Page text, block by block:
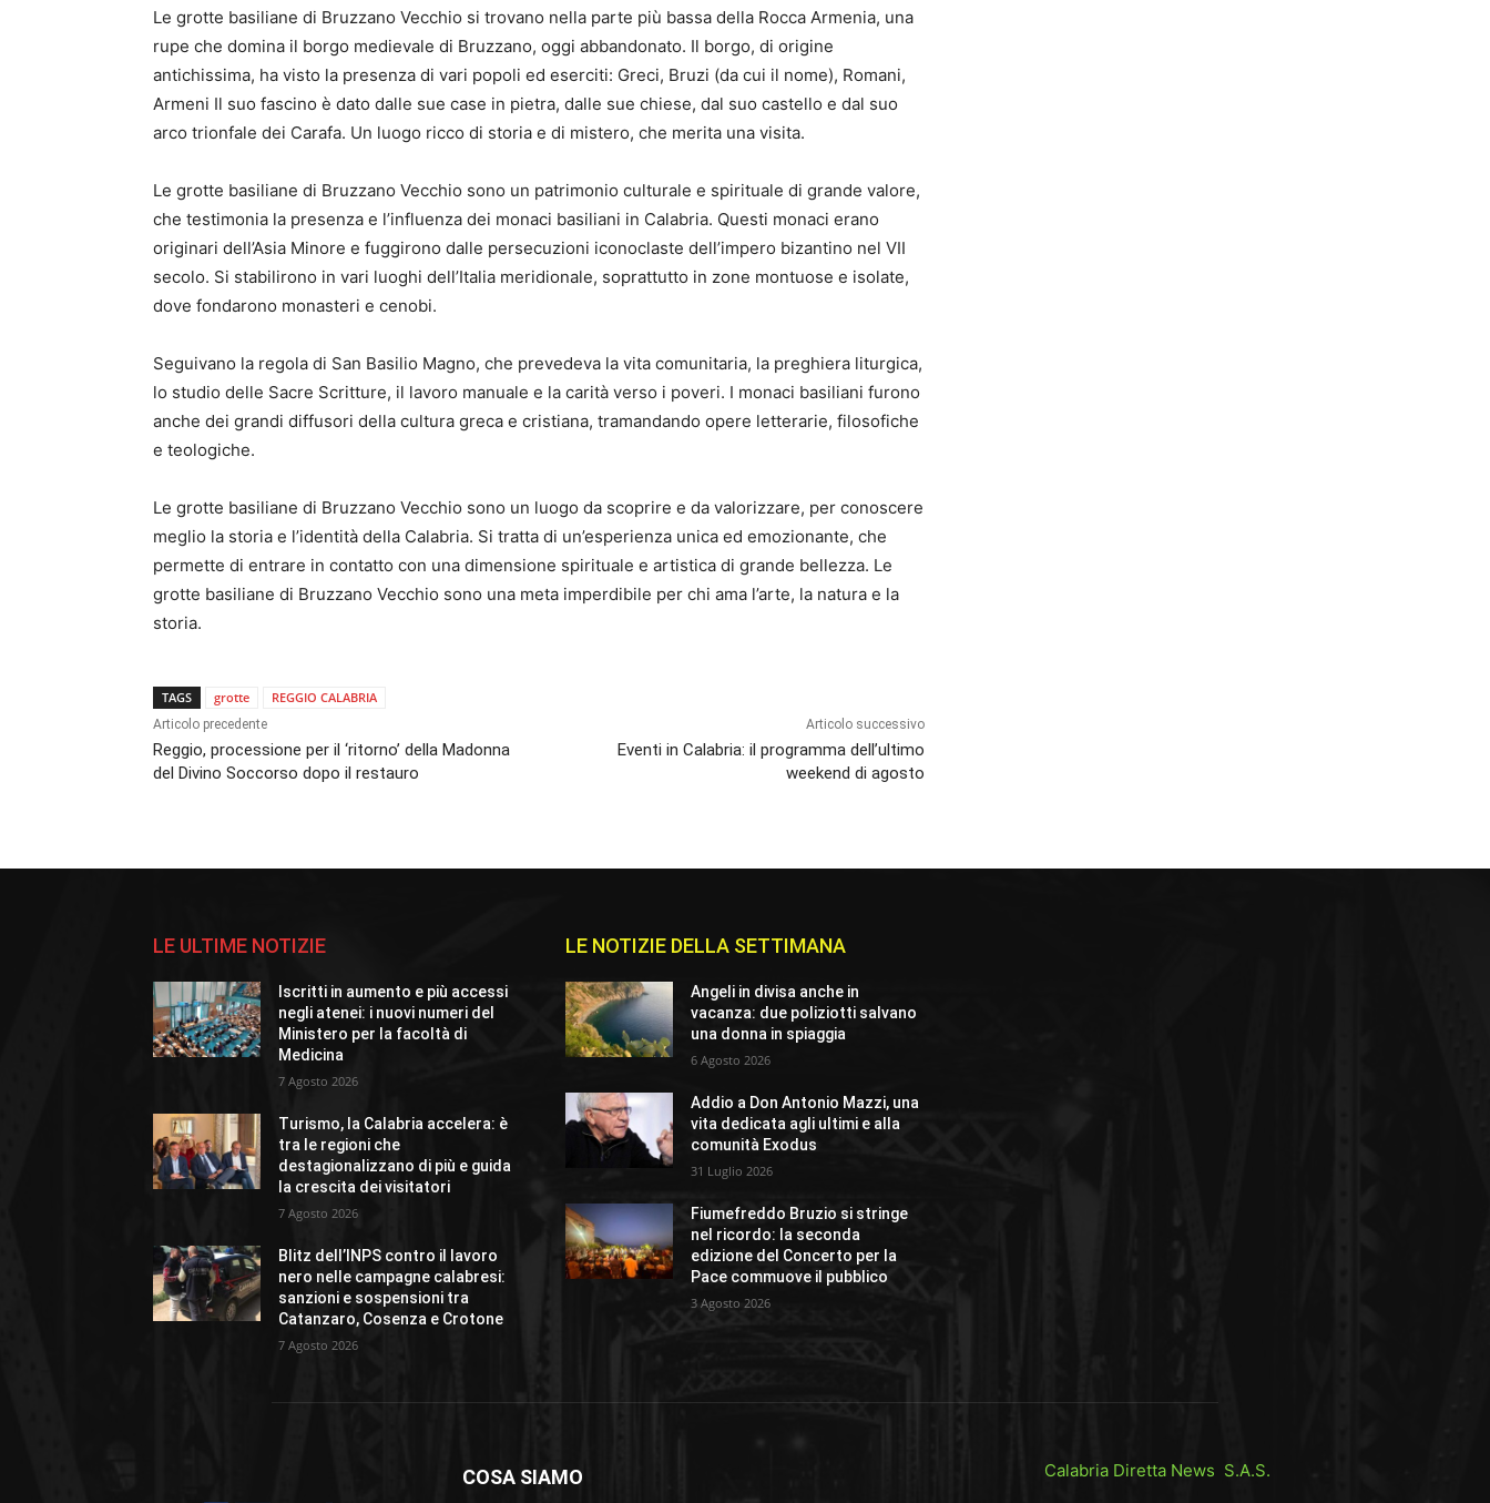
Le grotte basiliane di Bruzzano Vecchio si trovano nella parte più bassa della Rocca Armenia, una
rupe che domina il borgo medievale di Bruzzano, oggi abbandonato. Il borgo, di origine
antichissima, ha visto la presenza di vari popoli ed eserciti: Greci, Bruzi (da cui il nome), Romani,
Armeni Il suo fascino è dato dalle sue case in pietra, dalle sue chiese, dal suo castello e dal suo
arco trionfale dei Carafa. Un luogo ricco di storia e di mistero, che merita una visita.
Le grotte basiliane di Bruzzano Vecchio sono un patrimonio culturale e spirituale di grande valore,
che testimonia la presenza e l’influenza dei monaci basiliani in Calabria. Questi monaci erano
originari dell’Asia Minore e fuggirono dalle persecuzioni iconoclaste dell’impero bizantino nel VII
secolo. Si stabilirono in vari luoghi dell’Italia meridionale, soprattutto in zone montuose e isolate,
dove fondarono monasteri e cenobi.
Seguivano la regola di San Basilio Magno, che prevedeva la vita comunitaria, la preghiera liturgica,
lo studio delle Sacre Scritture, il lavoro manuale e la carità verso i poveri. I monaci basiliani furono
anche dei grandi diffusori della cultura greca e cristiana, tramandando opere letterarie, filosofiche
e teologiche.
Le grotte basiliane di Bruzzano Vecchio sono un luogo da scoprire e da valorizzare, per conoscere
meglio la storia e l’identità della Calabria. Si tratta di un’esperienza unica ed emozionante, che
permette di entrare in contatto con una dimensione spirituale e artistica di grande bellezza. Le
grotte basiliane di Bruzzano Vecchio sono una meta imperdibile per chi ama l’arte, la natura e la
storia.
TAGS grotte REGGIO CALABRIA
Articolo precedente
Reggio, processione per il ‘ritorno’ della Madonna
del Divino Soccorso dopo il restauro
Articolo successivo
Eventi in Calabria: il programma dell’ultimo
weekend di agosto
LE ULTIME NOTIZIE
Iscritti in aumento e più accessi
negli atenei: i nuovi numeri del
Ministero per la facoltà di
Medicina
7 Agosto 2026
Turismo, la Calabria accelera: è
tra le regioni che
destagionalizzano di più e guida
la crescita dei visitatori
7 Agosto 2026
Blitz dell’INPS contro il lavoro
nero nelle campagne calabresi:
sanzioni e sospensioni tra
Catanzaro, Cosenza e Crotone
7 Agosto 2026
LE NOTIZIE DELLA SETTIMANA
Angeli in divisa anche in
vacanza: due poliziotti salvano
una donna in spiaggia
6 Agosto 2026
Addio a Don Antonio Mazzi, una
vita dedicata agli ultimi e alla
comunità Exodus
31 Luglio 2026
Fiumefreddo Bruzio si stringe
nel ricordo: la seconda
edizione del Concerto per la
Pace commuove il pubblico
3 Agosto 2026
COSA SIAMO Calabria Diretta News S.A.S.